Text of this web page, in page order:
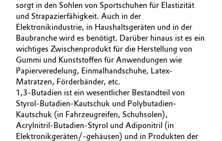
Consumer Goods & Lifestyle
Electronics & Telecommunications
Energy, Environment & Utilities
Food & Beverage
Green Hydrogen
Home Care & Cleaning
Governance & Compliance
Allgemeine Verkaufs- und Lieferbedingungen
(AVB)
Business Lines
Karriere
sorgt in den Sohlen von Sportschuhen für Elastizität
und Strapazierfähigkeit. Auch in der
Elektronikindustrie, in Haushaltsgeräten und in der
Baubranche wird es benötigt. Darüber hinaus ist es ein
wichtiges Zwischenprodukt für die Herstellung von
Gummi und Kunststoffen für Anwendungen wie
Papierveredelung, Einmalhandschuhe, Latex-
Matratzen, Förderbänder, etc.
1,3-Butadien ist ein wesentlicher Bestandteil von
Styrol-Butadien-Kautschuk und Polybutadien-
Kautschuk (in Fahrzeugreifen, Schuhsolen),
Acrylnitril-Butadien-Styrol und Adiponitril (in
Elektronikgeräten/-gehäusen) und in Produkten der